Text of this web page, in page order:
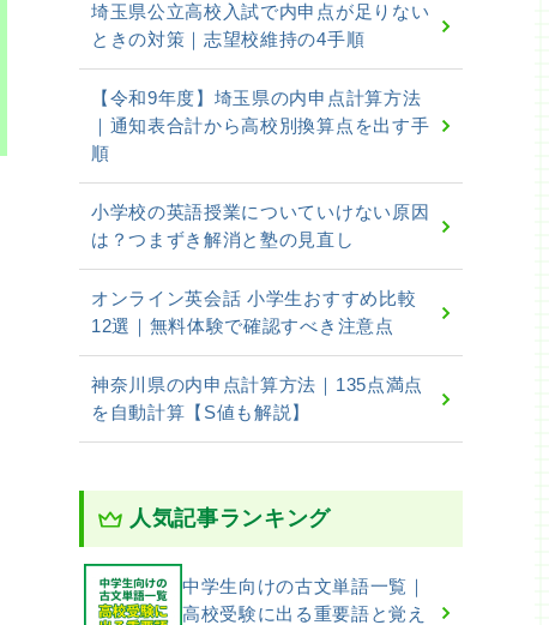
埼玉県公立高校入試で内申点が足りない
ときの対策｜志望校維持の4手順
【令和9年度】埼玉県の内申点計算方法
｜通知表合計から高校別換算点を出す手
順
小学校の英語授業についていけない原因
は？つまずき解消と塾の見直し
オンライン英会話 小学生おすすめ比較
12選｜無料体験で確認すべき注意点
神奈川県の内申点計算方法｜135点満点
を自動計算【S値も解説】
人気記事ランキング
中学生向けの古文単語一覧｜
高校受験に出る重要語と覚え